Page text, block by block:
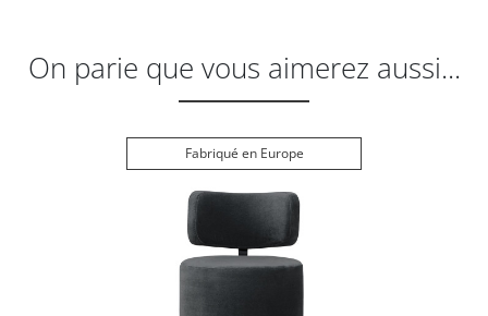
On parie que vous aimerez aussi...
Fabriqué en Europe